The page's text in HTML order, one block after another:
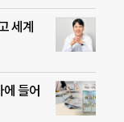
세계
들어